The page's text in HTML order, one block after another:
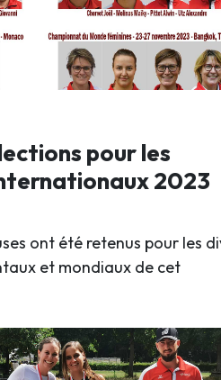
pour les
2023
ont été retenus pour les
et mondiaux de cet